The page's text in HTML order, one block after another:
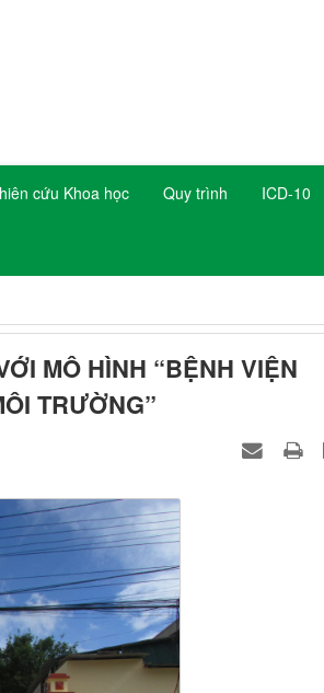
cứu Khoa học Quy trình ICD-10
MÔ HÌNH “BỆNH VIỆN
TRƯỜNG”